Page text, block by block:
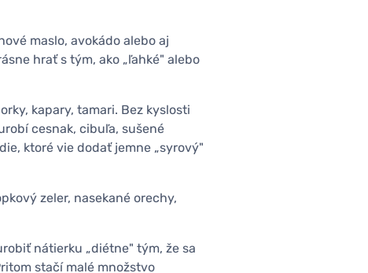
maslo, avokádo alebo aj
hrať s tým, ako „ľahké" alebo
kapary, tamari. Bez kyslosti
cesnak, cibuľa, sušené
ktoré vie dodať jemne „syrový"
zeler, nasekané orechy,
nátierku „diétne" tým, že sa
stačí malé množstvo